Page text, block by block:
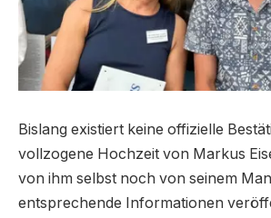
Bislang existiert keine offizielle
vollzogene Hochzeit von Markus
von ihm selbst noch von seinem
entsprechende Informationen